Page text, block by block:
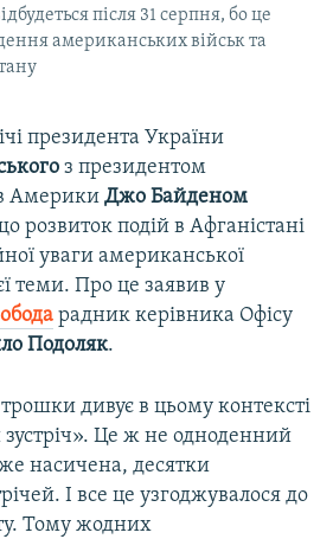
після 31 серпня, бо це
американських військ та
президента України
з президентом
Америки Джо Байденом
розвиток подій в Афганістані
уваги американської
теми. Про це заявив у
радник керівника Офісу
Подоляк.
дивує в цьому контексті
Це ж не одноденний
насичена, десятки
І все це узгоджувалося до
Тому жодних